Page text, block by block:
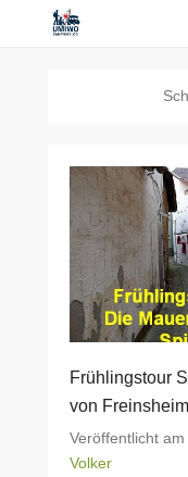
Frühlingstour
von
Veröffentlicht am
Volker